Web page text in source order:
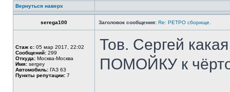
Вернуться наверх
serega100 Заголовок сообщения: Re: РЕТРО сборище.
Стаж с: 05 мар 2017, 22:02
Сообщений: 299
Откуда: Москва-Москва
Имя: sergey
Автомобиль: ГАЗ 63
Пункты репутации: 7
Тов. Сергей
ПОМОЙКУ к